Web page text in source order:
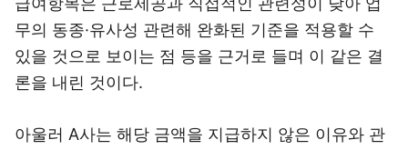
무의 동종·유사성 관련해 완화된 기준을 적용할 수
있을 것으로 보이는 점 등을 근거로 들며 이 같은 결
론을 내린 것이다.
아울러 A사는 해당 금액을 지급하지 않은 이유와 관